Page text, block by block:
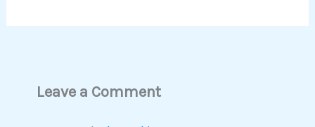
Leave a Comment